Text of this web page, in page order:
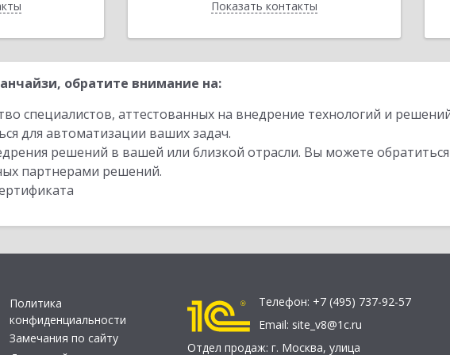
Показать контакты
Назад
обратите внимание на:
специалистов, аттестованных на внедрение технологий и
для автоматизации ваших задач.
решений в вашей или близкой отрасли. Вы можете
партнерами решений.
Политика
конфиденциальности
Замечания по сайту
Телефон: +7 (495) 737-92-57
Email: site_v8@1c.ru
Отдел продаж: г. Москва, улица